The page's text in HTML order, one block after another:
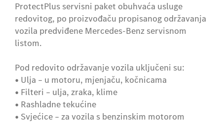
ProtectPlus servisni paket obuhvaća usluge
redovitog, po proizvođaču propisanog održavanja
vozila predviđene Mercedes-Benz servisnom
listom.
Pod redovito održavanje vozila uključeni su:
• Ulja – u motoru, mjenjaču, kočnicama
• Filteri – ulja, zraka, klime
• Rashladne tekućine
• Svjećice – za vozila s benzinskim motorom